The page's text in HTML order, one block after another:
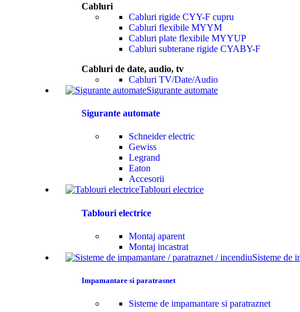
Cabluri
Cabluri rigide CYY-F cupru
Cabluri flexibile MYYM
Cabluri plate flexibile MYYUP
Cabluri subterane rigide CYABY-F
Cabluri de date, audio, tv
Cabluri TV/Date/Audio
Sigurante automate
Sigurante automate
Schneider electric
Gewiss
Legrand
Eaton
Accesorii
Tablouri electrice
Tablouri electrice
Montaj aparent
Montaj incastrat
Sisteme de
Impamantare si paratrasnet
Sisteme de impamantare si paratraznet